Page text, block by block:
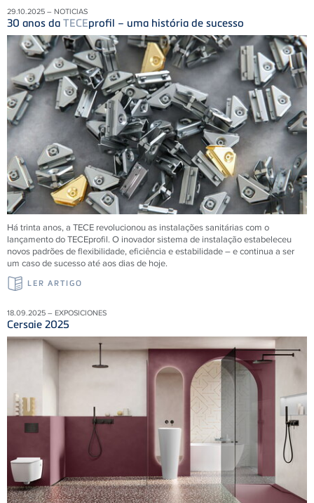
29.10.2025 – NOTICIAS
30 anos da TECEprofil – uma história de sucesso
Há trinta anos, a TECE revolucionou as instalações sanitárias com o
lançamento doTECEprofil. O inovador sistema de instalação estabeleceu
novos padrões de flexibilidade, eficiência e estabilidade – e continua a ser
um caso de sucesso até aos dias de hoje.
LER ARTIGO
18.09.2025 – EXPOSICIONES
Cersaie 2025